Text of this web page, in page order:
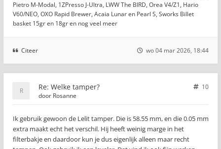
Pietro M-Modal, 1ZPresso J-Ultra, LWW The BIRD, Orea V4/Z1, Hario
V60/NEO, OXO Rapid Brewer, Acaia Lunar en Pearl S, Sworks Billet
basket 15gr en 18gr en nog veel meer
Citeer wo 04 mar 2026, 18:44
Re: Welke tamper?
10
door Rosanne
Ik gebruik gewoon de Lelit tamper. Die is 58.55 mm, en die 0.05 mm
extra maakt echt het verschil. Hij heeft weinig marge in het
filterbakje en daardoor kun je dus eigenlijk alleen maar recht